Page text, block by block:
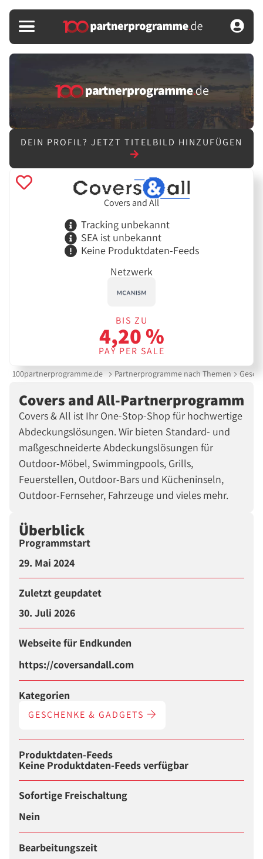
DEIN PROFIL? JETZT TITELBILD HINZUFÜGEN
Covers and All
Tracking unbekannt
SEA ist unbekannt
Keine Produktdaten-Feeds
Netzwerk
BIS ZU
4,20 %
PAY PER SALE
100partnerprogramme.de Partnerprogramme nach Themen
Covers and All-Partnerprogramm
Covers & All ist Ihr One-Stop-Shop für hochwertige
Abdeckungslösungen. Wir bieten Standard- und
maßgeschneiderte Abdeckungslösungen für
Outdoor-Möbel, Swimmingpools, Grills,
Feuerstellen, Outdoor-Bars und Kücheninseln,
Outdoor-Fernseher, Fahrzeuge und vieles mehr.
Überblick
Programmstart
29. Mai 2024
Zuletzt geupdatet
30. Juli 2026
Webseite für Endkunden
https://coversandall.com
Kategorien
GESCHENKE & GADGETS
Produktdaten-Feeds
Keine Produktdaten-Feeds verfügbar
Sofortige Freischaltung
Nein
Bearbeitungszeit